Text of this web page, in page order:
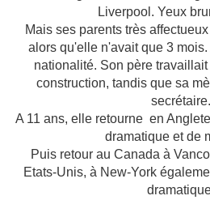
Liverpool. Yeux
Mais ses parents très
alors qu'elle n'avait que 3
nationalité. Son père
construction, tandis que sa
secrétaire.
A 11 ans, elle retourne en
dramatique et de
Puis retour au Canada à
Etats-Unis, à New-York